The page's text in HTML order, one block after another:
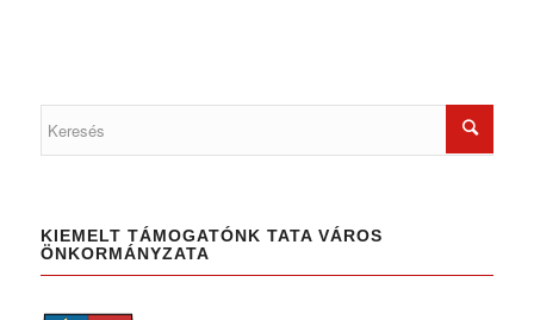
KIEMELT TÁMOGATÓNK TATA VÁROS
ÖNKORMÁNYZATA